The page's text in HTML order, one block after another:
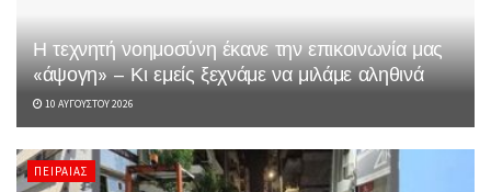
Η τεχνητή νοημοσύνη έκανε την επικοινωνία μας
«άψογη» – Κι εμείς ξεχνάμε να μιλάμε αληθινά
10 ΑΥΓΟΎΣΤΟΥ 2026
ΠΕΙΡΑΙΆΣ